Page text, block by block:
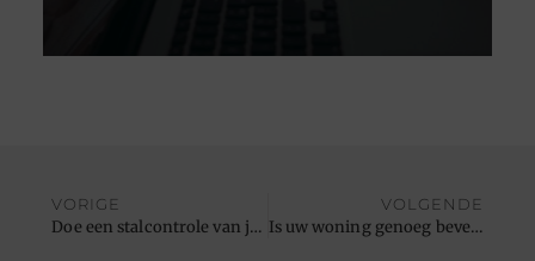
VORIGE
Doe een stalcontrole van je paardenboxen
VOLGENDE
Is uw woning genoeg beveiligd?